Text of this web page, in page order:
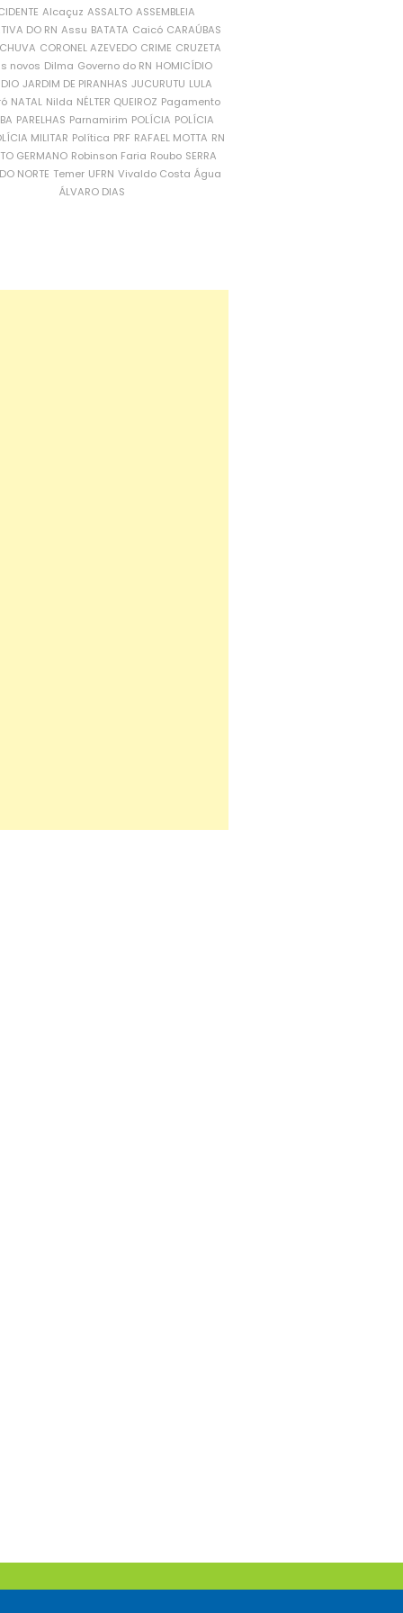
Alcaçuz ASSALTO ASSEMBLEIA
DO RN Assu BATATA Caicó CARAÚBAS
CORONEL AZEVEDO CRIME CRUZETA
novos Dilma Governo do RN HOMICÍDIO
JARDIM DE PIRANHAS JUCURUTU LULA
NATAL Nilda NÉLTER QUEIROZ Pagamento
PARELHAS Parnamirim POLÍCIA POLÍCIA
MILITAR Política PRF RAFAEL MOTTA RN
GERMANO Robinson Faria Roubo SERRA
NORTE Temer UFRN Vivaldo Costa Água
ÁLVARO DIAS